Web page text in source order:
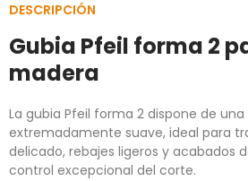
DESCRIPCIÓN
Gubia Pfeil forma 2
madera
La gubia Pfeil forma 2 dispone de
extremadamente suave, ideal para
delicado, rebajes ligeros y acabados
control excepcional del corte.